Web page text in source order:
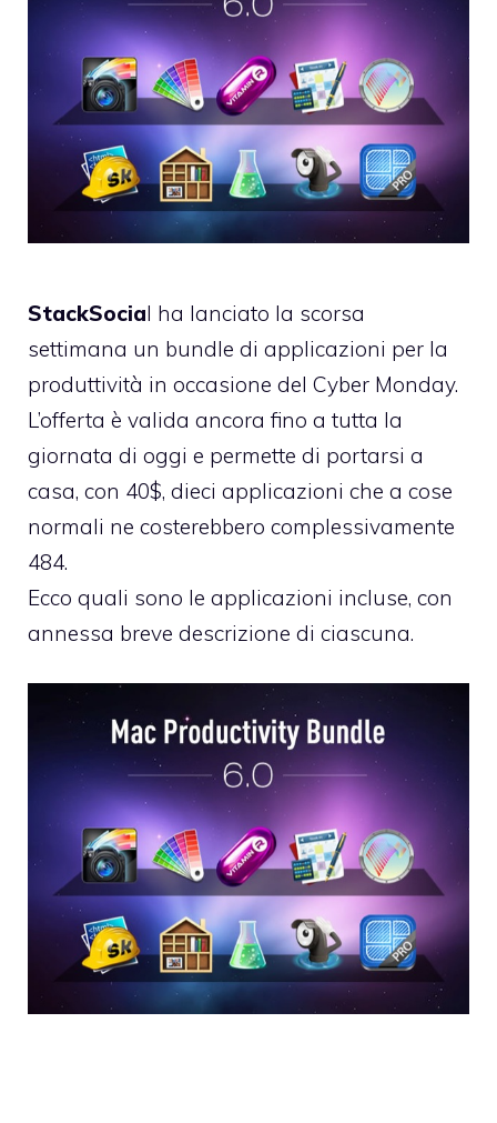
StackSocial ha lanciato la scorsa
settimana un bundle di applicazioni per la
produttività in occasione del Cyber Monday.
L’offerta è valida ancora fino a tutta la
giornata di oggi e permette di portarsi a
casa, con 40$, dieci applicazioni che a cose
normali ne costerebbero complessivamente
484.
Ecco quali sono le applicazioni incluse, con
annessa breve descrizione di ciascuna.